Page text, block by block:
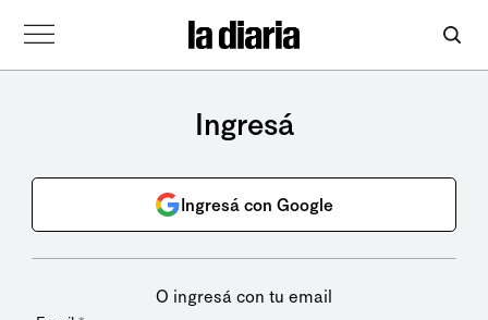
Ingresá
Ingresá con Google
O ingresá con tu email